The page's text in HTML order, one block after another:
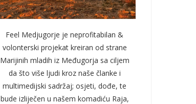
Feel Medjugorje je neprofitabilan &
volonterski projekat kreiran od strane
Marijinih mladih iz Međugorja sa ciljem
da što više ljudi kroz naše članke i
multimedijski sadržaj; osjeti, dođe, te
bude izliječen u našem komadiću Raja,